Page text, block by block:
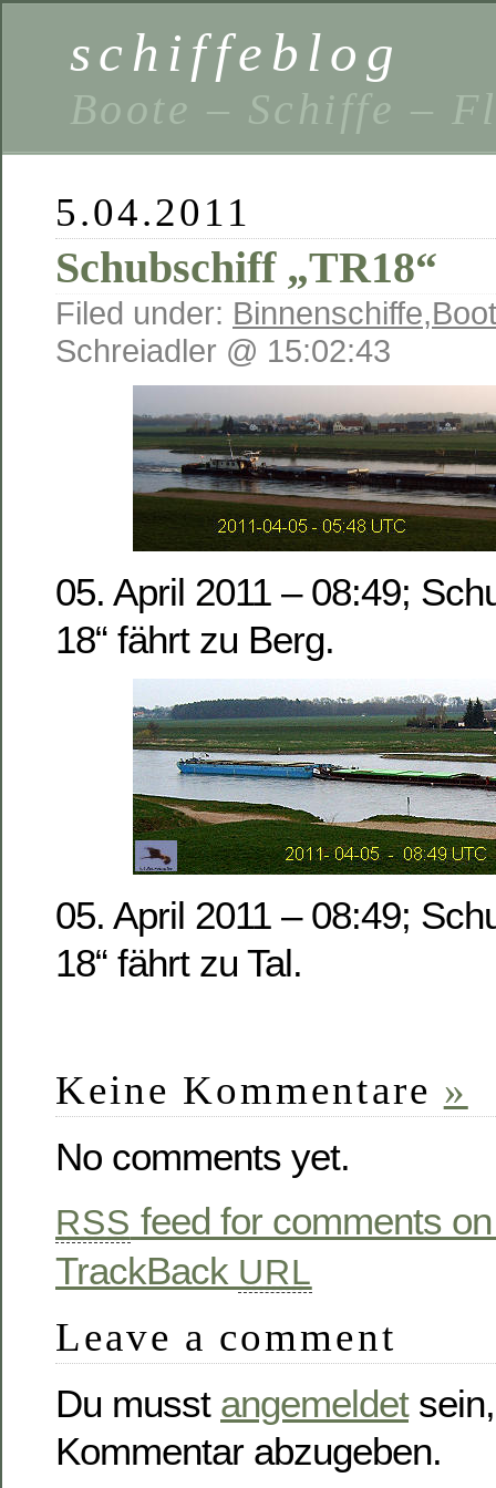
schiffeblog
Boote – Schiffe –
5.04.2011
Schubschiff „TR18“
Filed under: Binnenschiffe,
Schreiadler @ 15:02:43
05. April 2011 – 08:49;
18“ fährt zu Berg.
05. April 2011 – 08:49;
18“ fährt zu Tal.
Keine Kommentare »
No comments yet.
RSS feed for comments
TrackBack URL
Leave a comment
Du musst angemeldet
Kommentar abzugeben.